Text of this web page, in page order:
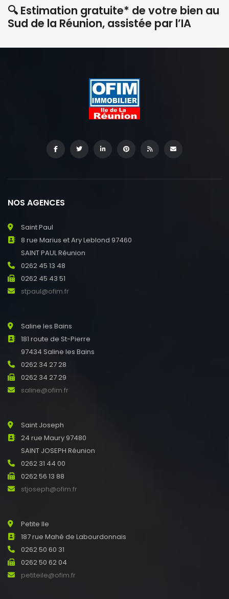
🔍 Estimation gratuite* de votre bien au
Sud de la Réunion, assistée par l’IA
NOS AGENCES
Saint Paul
8 rue Marius et Ary Leblond 97460
SAINT PAUL Réunion
0262 45 13 48
0262 45 43 51
stpaul@ofim.fr
Saline les Bains
181 route de St-Pierre
97434 Saline les Bains
0262 34 27 28
0262 34 27 29
saline@ofim.fr
Saint Joseph
24 rue Maury 97480
SAINT JOSEPH Réunion
0262 31 44 00
0262 56 13 88
stjoseph@ofim.fr
Petite Ile
187 rue Mahé de Labourdonnais
0262 50 60 31
0262 50 62 04
petiteile@ofim.fr